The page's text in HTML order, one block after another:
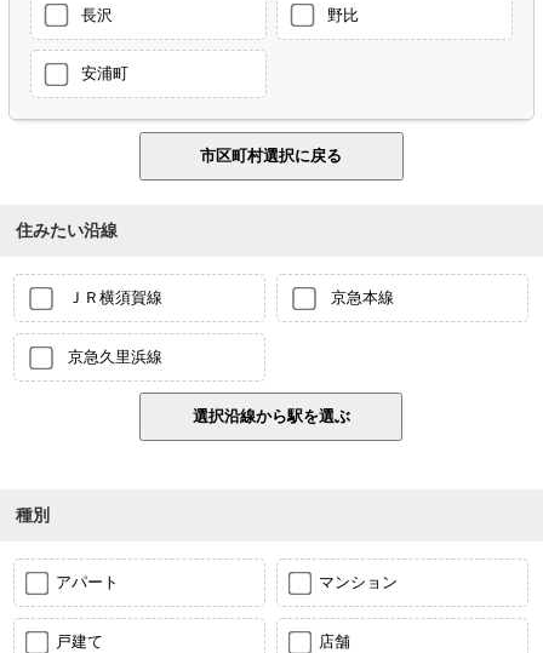
長沢 野比
安浦町
住みたい沿線
ＪＲ横須賀線 京急本線
京急久里浜線
種別
アパート マンション
戸建て 店舗